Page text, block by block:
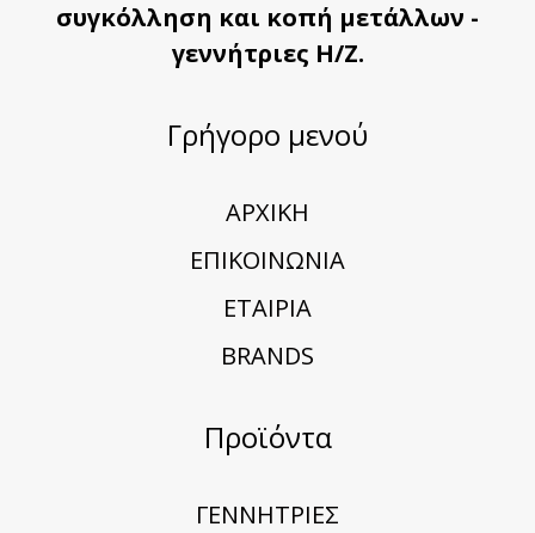
συγκόλληση και κοπή μετάλλων -
γεννήτριες Η/Ζ.
Γρήγορο μενού
ΑΡΧΙΚΗ
ΕΠΙΚΟΙΝΩΝΙΑ
ΕΤΑΙΡΙΑ
BRANDS
Προϊόντα
ΓΕΝΝΗΤΡΙΕΣ